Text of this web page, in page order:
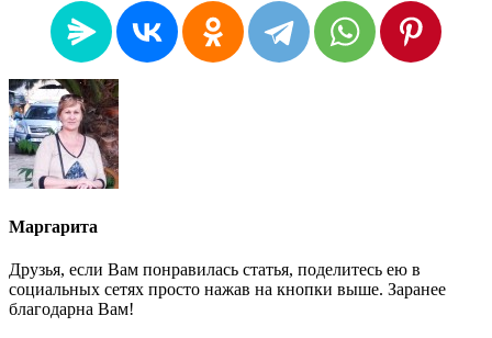
Маргарита
Друзья, если Вам понравилась статья, поделитесь ею в
социальных сетях просто нажав на кнопки выше. Заранее
благодарна Вам!